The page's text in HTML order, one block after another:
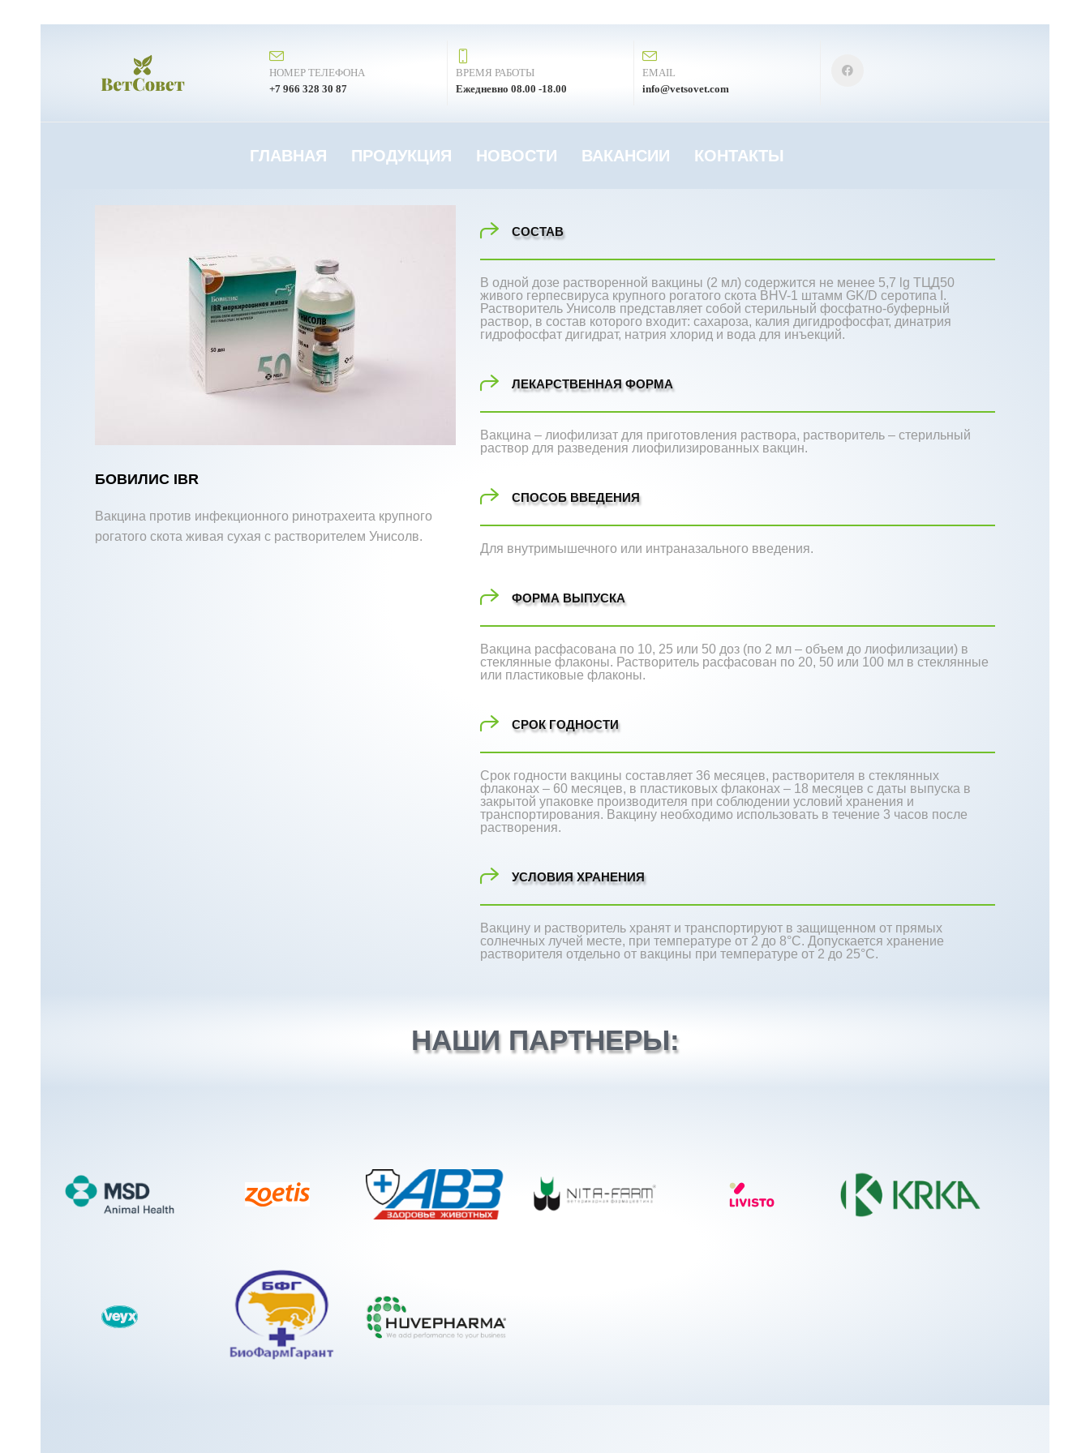
НОМЕР ТЕЛЕФОНА
+7 966 328 30 87
ВРЕМЯ РАБОТЫ
Ежедневно 08.00 -18.00
EMAIL
info@vetsovet.com
ГЛАВНАЯ ПРОДУКЦИЯ НОВОСТИ ВАКАНСИИ КОНТАКТЫ
БОВИЛИС IBR
Вакцина против инфекционного ринотрахеита крупного
рогатого скота живая сухая с растворителем Унисолв.
СОСТАВ
В одной дозе растворенной вакцины (2 мл) содержится не менее 5,7 lg ТЦД50
живого герпесвируса крупного рогатого скота BHV-1 штамм GK/D серотипа I.
Растворитель Унисолв представляет собой стерильный фосфатно-буферный
раствор, в состав которого входит: сахароза, калия дигидрофосфат, динатрия
гидрофосфат дигидрат, натрия хлорид и вода для инъекций.
ЛЕКАРСТВЕННАЯ ФОРМА
Вакцина – лиофилизат для приготовления раствора, растворитель – стерильный
раствор для разведения лиофилизированных вакцин.
СПОСОБ ВВЕДЕНИЯ
Для внутримышечного или интраназального введения.
ФОРМА ВЫПУСКА
Вакцина расфасована по 10, 25 или 50 доз (по 2 мл – объем до лиофилизации) в
стеклянные флаконы. Растворитель расфасован по 20, 50 или 100 мл в стеклянные
или пластиковые флаконы.
СРОК ГОДНОСТИ
Срок годности вакцины составляет 36 месяцев, растворителя в стеклянных
флаконах – 60 месяцев, в пластиковых флаконах – 18 месяцев с даты выпуска в
закрытой упаковке производителя при соблюдении условий хранения и
транспортирования. Вакцину необходимо использовать в течение 3 часов после
растворения.
УСЛОВИЯ ХРАНЕНИЯ
Вакцину и растворитель хранят и транспортируют в защищенном от прямых
солнечных лучей месте, при температуре от 2 до 8°С. Допускается хранение
растворителя отдельно от вакцины при температуре от 2 до 25°С.
НАШИ ПАРТНЕРЫ: